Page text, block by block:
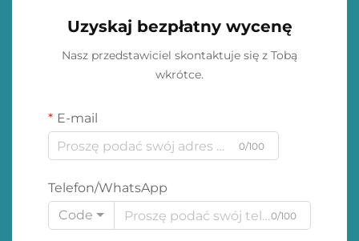
Uzyskaj bezpłatny wycenę
Nasz przedstawiciel skontaktuje się z Tobą
wkrótce.
E-mail
0/100
Telefon/WhatsApp
Code
0/100